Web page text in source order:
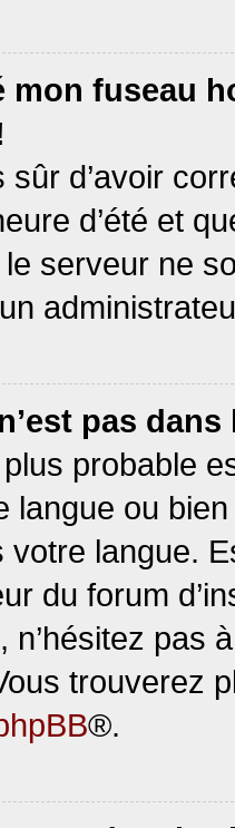
mon fuseau
sûr d’avoir
d’été et
serveur ne
pas
probable
langue ou
votre langue.
du forum
n’hésitez pas
trouverez
®.